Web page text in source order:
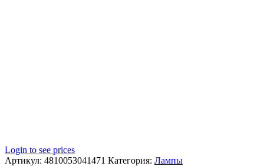
Login to see prices
Артикул: 4810053041471 Категория: Лампы